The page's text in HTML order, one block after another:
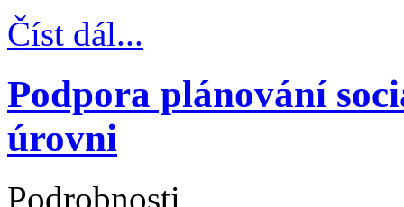
Číst dál...
Podpora plánování
úrovni
Podrobnosti